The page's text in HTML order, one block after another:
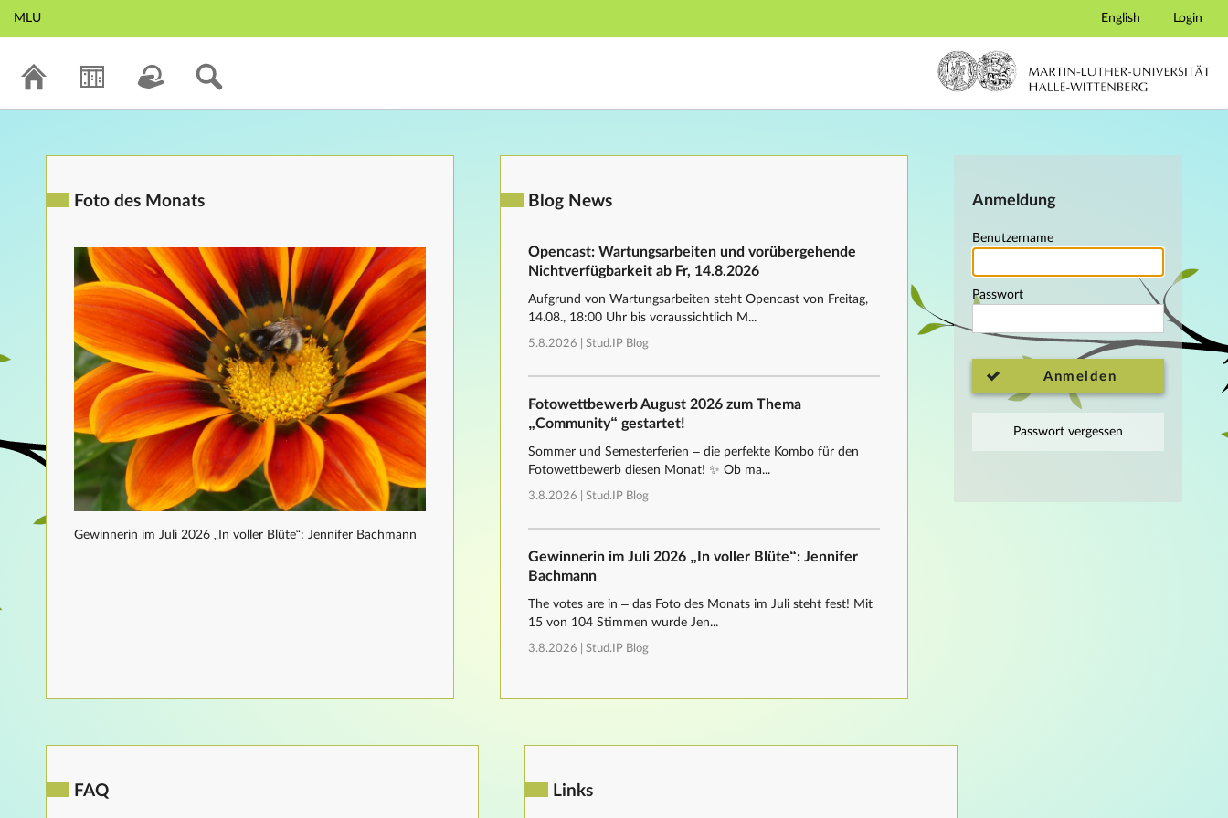
Hauptnavigation
MLU English Login
Anmeldung
Benutzername
Passwort
Anmelden
Passwort vergessen
Foto des Monats
Gewinnerin im Juli 2026 „In voller Blüte“: Jennifer Bachmann
Blog News
Opencast: Wartungsarbeiten und vorübergehende
Nichtverfügbarkeit ab Fr, 14.8.2026
Aufgrund von Wartungsarbeiten steht Opencast von Freitag,
14.08., 18:00 Uhr bis voraussichtlich M...
5.8.2026 | Stud.IP Blog
Fotowettbewerb August 2026 zum Thema
„Community“ gestartet!
Sommer und Semesterferien – die perfekte Kombo für den
Fotowettbewerb diesen Monat! ✨ Ob ma...
3.8.2026 | Stud.IP Blog
Gewinnerin im Juli 2026 „In voller Blüte“: Jennifer
Bachmann
The votes are in – das Foto des Monats im Juli steht fest! Mit
15 von 104 Stimmen wurde Jen...
3.8.2026 | Stud.IP Blog
FAQ Links